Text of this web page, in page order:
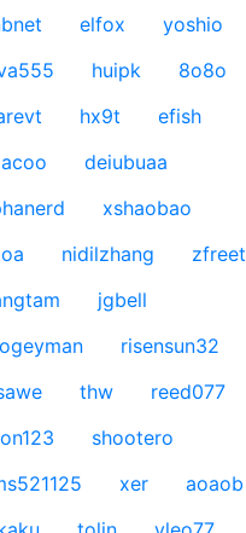
elfox
yoshio
huipk
8o8o
hx9t
efish
deiubuaa
xshaobao
nidilzhang
zfreet
jgbell
risensun32
thw
reed077
shootero
xer
aoaob